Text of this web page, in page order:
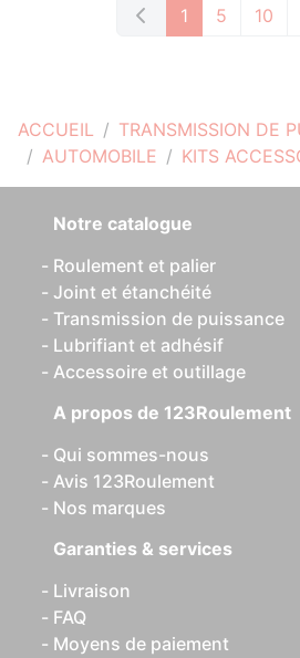
ACCUEIL
TRANSMISSION DE
AUTOMOBILE
KITS
1 5 10
Notre catalogue
Roulement et palier
Joint et étanchéité
Transmission de puissance
Lubrifiant et adhésif
Accessoire et outillage
A propos de 123Roulement
Qui sommes-nous
Avis 123Roulement
Nos marques
Garanties & services
Livraison
FAQ
Moyens de paiement